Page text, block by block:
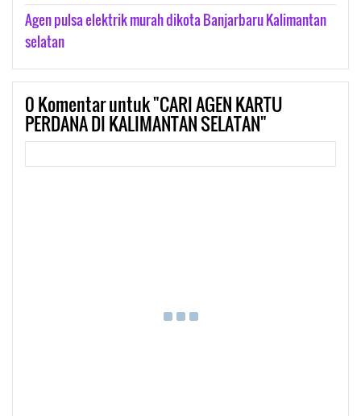
Agen pulsa elektrik murah dikota Banjarbaru Kalimantan
selatan
0Komentar untuk "CARI AGEN KARTU
PERDANA DI KALIMANTAN SELATAN"